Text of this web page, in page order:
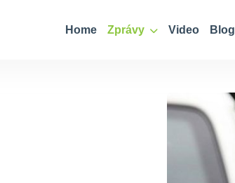
Home Zprávy Video Blog